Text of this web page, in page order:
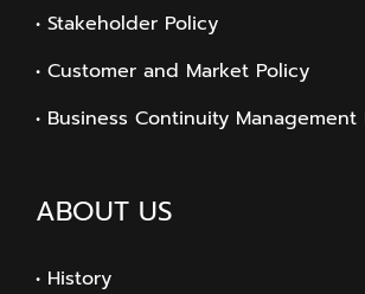
• Stakeholder Policy
• Customer and Market Policy
• Business Continuity Management
ABOUT US
• History